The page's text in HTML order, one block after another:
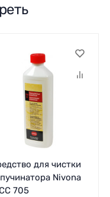
для чистки
Nivona
705